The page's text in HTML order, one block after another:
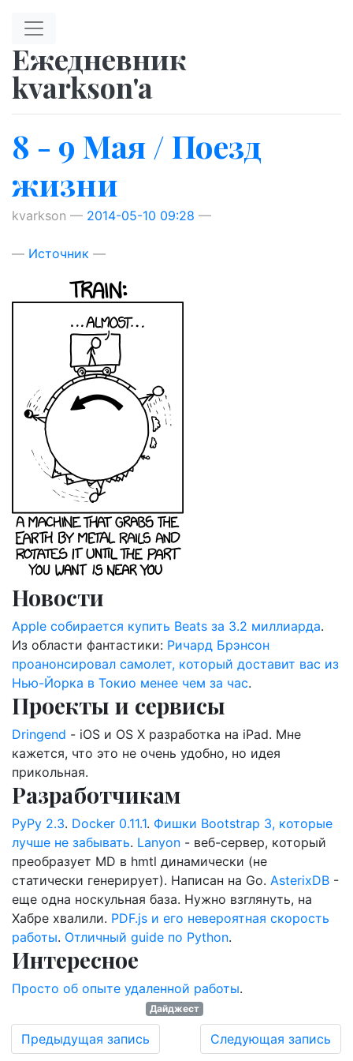
Ежедневник
kvarkson'a
8 - 9 Мая / Поезд
жизни
kvarkson 2014-05-10 09:28
Источник
Новости
Apple собирается купить Beats за 3.2 миллиарда.
Из области фантастики: Ричард Брэнсон
проанонсировал самолет, который доставит вас из
Нью-Йорка в Токио менее чем за час.
Проекты и сервисы
Dringend - iOS и OS X разработка на iPad. Мне
кажется, что это не очень удобно, но идея
прикольная.
Разработчикам
PyPy 2.3. Docker 0.11.1. Фишки Bootstrap 3, которые
лучше не забывать. Lanyon - веб-сервер, который
преобразует MD в hmtl динамически (не
статически генерирует). Написан на Go. AsterixDB -
еще одна носкульная база. Нужно взглянуть, на
Хабре хвалили. PDF.js и его невероятная скорость
работы. Отличный guide по Python.
Интересное
Просто об опыте удаленной работы.
Дайджест
Предыдущая запись Следующая запись